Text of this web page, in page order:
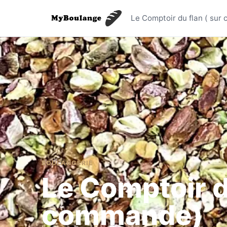
Le
Le Comptoir du flan ( sur
BOULANGERIE
Le Comptoir
commande)